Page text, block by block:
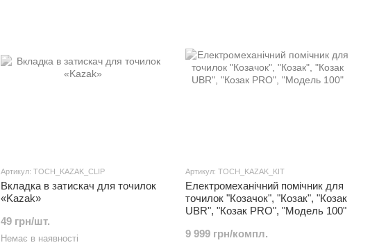
Артикул: TOCH_KAZAK_CLIP
Вкладка в затискач для точилок
«Kazak»
49 грн/шт.
Немає в наявності
Артикул: TOCH_KAZAK_KIT
Електромеханічний помічник для
точилок "Козачок", "Козак", "Козак
UBR", "Козак PRO", "Модель 100"
9 999 грн/компл.